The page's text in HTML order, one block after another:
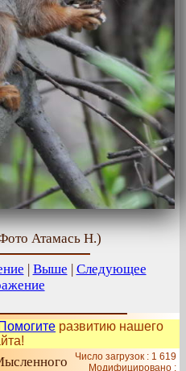
Атамась Н.)
| Выше | Следующее
Помогите развитию нашего
Число загрузок : 1 619
Модифицировано :